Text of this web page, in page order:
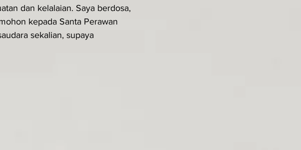
dan kelalaian. Saya berdosa,
kepada Santa Perawan
sekalian, supaya